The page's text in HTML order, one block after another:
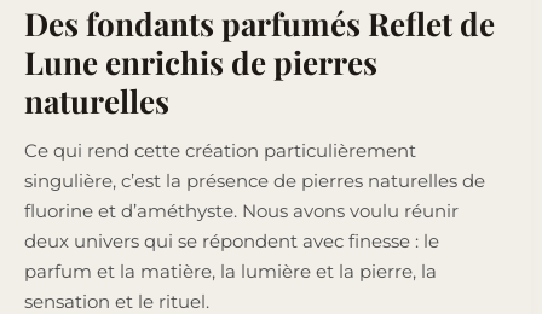
Des fondants parfumés Reflet de
Lune enrichis de pierres
naturelles
Ce qui rend cette création particulièrement
singulière, c’est la présence de pierres naturelles de
fluorine et d’améthyste. Nous avons voulu réunir
deux univers qui se répondent avec finesse : le
parfum et la matière, la lumière et la pierre, la
sensation et le rituel.